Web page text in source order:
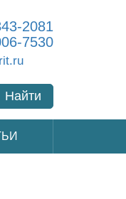
2081
7530
Найти